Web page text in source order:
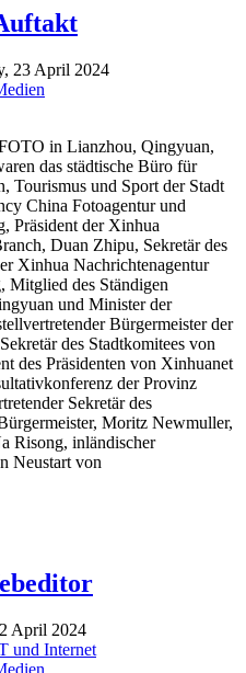
23 April 2024
in Lianzhou, Qingyuan,
das städtische Büro für
Tourismus und Sport der Stadt
China Fotoagentur und
Präsident der Xinhua
Duan Zhipu, Sekretär des
Xinhua Nachrichtenagentur
Mitglied des Ständigen
und Minister der
Bürgermeister der
des Stadtkomitees von
des Präsidenten von Xinhuanet
der Provinz
Sekretär des
Moritz Newmuller,
Risong, inländischer
Neustart von
April 2024
und Internet